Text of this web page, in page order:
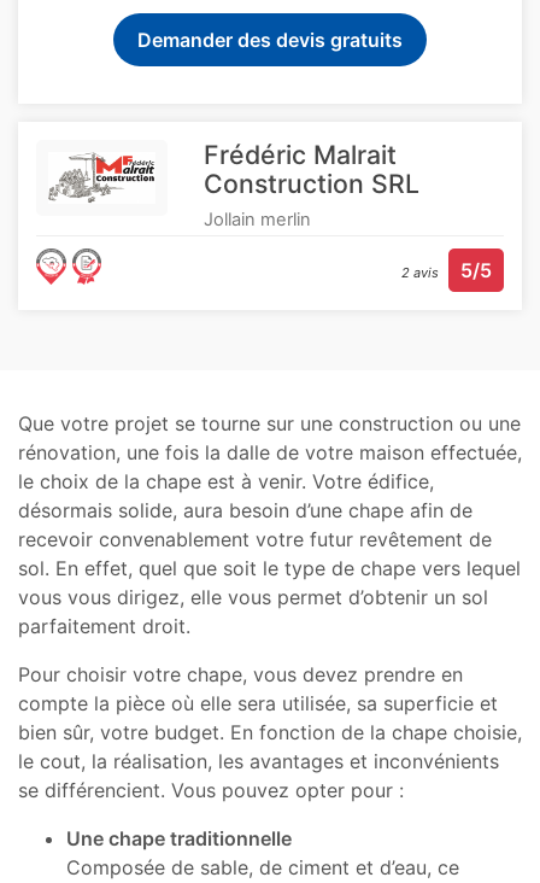
Demander des devis gratuits
Frédéric Malrait
Construction SRL
Jollain merlin
2 avis 5/5
Que votre projet se tourne sur une construction ou une
rénovation, une fois la dalle de votre maison effectuée,
le choix de la chape est à venir. Votre édifice,
désormais solide, aura besoin d’une chape afin de
recevoir convenablement votre futur revêtement de
sol. En effet, quel que soit le type de chape vers lequel
vous vous dirigez, elle vous permet d’obtenir un sol
parfaitement droit.
Pour choisir votre chape, vous devez prendre en
compte la pièce où elle sera utilisée, sa superficie et
bien sûr, votre budget. En fonction de la chape choisie,
le cout, la réalisation, les avantages et inconvénients
se différencient. Vous pouvez opter pour :
Une chape traditionnelle
Composée de sable, de ciment et d’eau, ce